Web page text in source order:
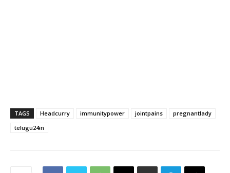
TAGS Headcurry immunitypower jointpains
pregnantlady
telugu24in